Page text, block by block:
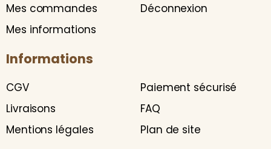
Mes commandes
Mes informations
Déconnexion
Informations
CGV
Livraisons
Mentions légales
Paiement sécurisé
FAQ
Plan de site